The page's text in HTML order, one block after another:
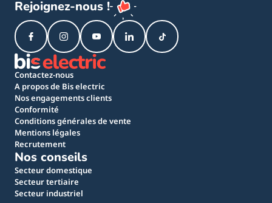
Rejoignez-nous !
Contactez-nous
A propos de Bis electric
Nos engagements clients
Conformité
Conditions générales de vente
Mentions légales
Recrutement
Nos conseils
Secteur domestique
Secteur tertiaire
Secteur industriel